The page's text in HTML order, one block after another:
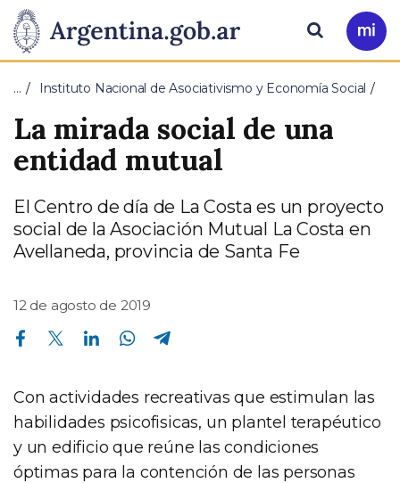
Presidencia
de
la
Nación
Pasar al contenido principal
Ir
a
Buscar
… Instituto Nacional de Asociativismo y Economía Social
La mirada social de una
entidad mutual
El Centro de día de La Costa es un proyecto
social de la Asociación Mutual La Costa en
Avellaneda, provincia de Santa Fe
12 de agosto de 2019
Compartir en Facebook Compartir en Twitter Compartir en Linkedin Compartir en Whatsapp
Con actividades recreativas que estimulan las
habilidades psicofisicas, un plantel terapéutico
y un edificio que reúne las condiciones
óptimas para la contención de las personas